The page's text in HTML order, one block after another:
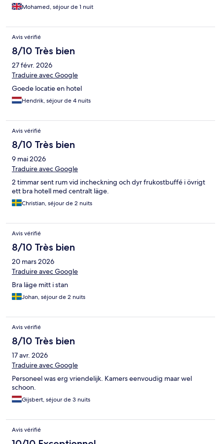
Mohamed, séjour de 1 nuit
Avis vérifié
8/10 Très bien
27 févr. 2026
Traduire avec Google
Goede locatie en hotel
Hendrik, séjour de 4 nuits
Avis vérifié
8/10 Très bien
9 mai 2026
Traduire avec Google
2 timmar sent rum vid incheckning och dyr frukostbuffé i övrigt
ett bra hotell med centralt läge.
Christian, séjour de 2 nuits
Avis vérifié
8/10 Très bien
20 mars 2026
Traduire avec Google
Bra läge mitt i stan
Johan, séjour de 2 nuits
Avis vérifié
8/10 Très bien
17 avr. 2026
Traduire avec Google
Personeel was erg vriendelijk. Kamers eenvoudig maar wel
schoon.
Gijsbert, séjour de 3 nuits
Avis vérifié